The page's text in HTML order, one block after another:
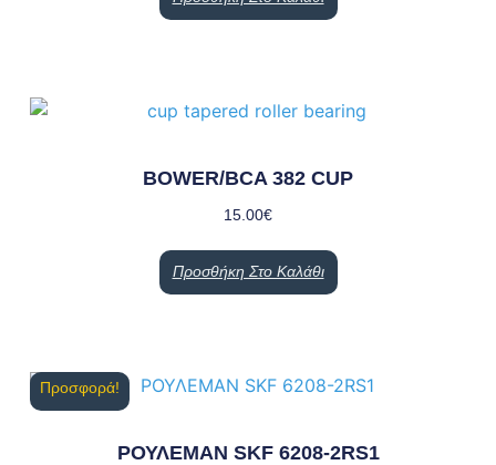
BOWER/BCA 382 CUP
15.00€
Προσθήκη Στο Καλάθι
Προσφορά!
ΡΟΥΛΕΜΑΝ SKF 6208-2RS1